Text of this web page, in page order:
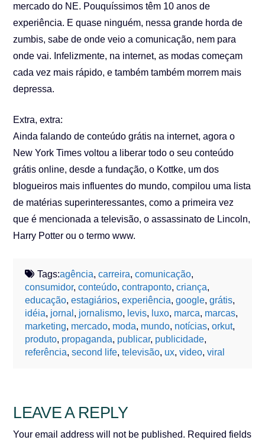
mercado do NE. Pouquíssimos têm 10 anos de
experiência. E quase ninguém, nessa grande horda de
zumbis, sabe de onde veio a comunicação, nem para
onde vai. Infelizmente, na internet, as modas começam
cada vez mais rápido, e também também morrem mais
depressa.
Extra, extra:
Ainda falando de conteúdo grátis na internet, agora o
New York Times voltou a liberar todo o seu conteúdo
grátis online, desde a fundação, o Kottke, um dos
blogueiros mais influentes do mundo, compilou uma lista
de matérias superinteressantes, como a primeira vez
que é mencionada a televisão, o assassinato de Lincoln,
Harry Potter ou o termo www.
Tags:agência,carreira,comunicação,
consumidor,conteúdo,contraponto,criança,
educação,estagiários,experiência,google,grátis,
idéia, jornal , jornalismo, levis, luxo, marca, marcas,
marketing, mercado, moda, mundo, notícias,orkut,
produto, propaganda, publicar, publicidade,
referência,second life,televisão, ux,video,viral
LEAVE A REPLY
Your email address will not be published. Required fields